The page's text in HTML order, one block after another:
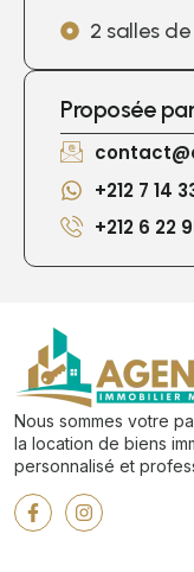
2 salles
Proposée
+212 7 14
+212 6 22
Nous sommes votre
la location de biens
personnalisé et